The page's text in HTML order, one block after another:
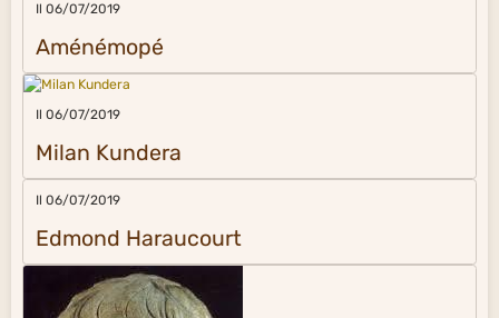
Il 06/07/2019
Aménémopé
Il 06/07/2019
Milan Kundera
Il 06/07/2019
Edmond Haraucourt